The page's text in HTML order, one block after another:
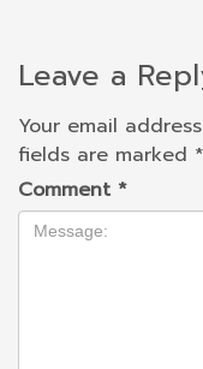
Leave a
Your email
fields are marked *
Comment *